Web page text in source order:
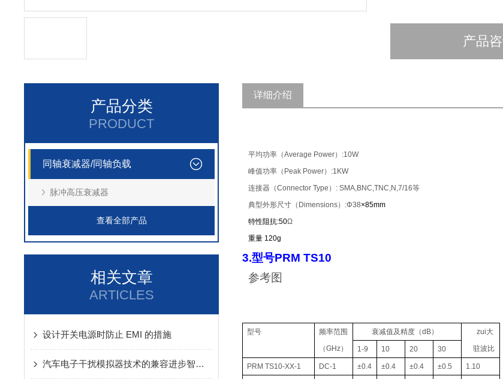
产品
产品分类
PRODUCT
同轴衰减器/同轴负载
脉冲高压衰减器
查看全部产品
相关文章
ARTICLES
设计开关电源时防止 EMI 的措施
汽车电子干扰模拟器技术的兼容进步智能控制
详细介绍
平均功率（Average Power）:10W
峰值功率（Peak Power）:1KW
连接器（Connector Type）: SMA,BNC,TNC,N,7/16等
典型外形尺寸（Dimensions）:Φ38×85mm
特性阻抗:50Ω
重量 120g
3.型号PRM TS10
参考图
型号
频率范围
（GHz）
衰减值及精度（dB）
zui大
驻波比
1-9 10 20 30
PRM TS10-XX-1 DC-1 ±0.4 ±0.4 ±0.4 ±0.5 1.10